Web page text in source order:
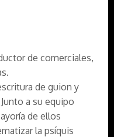
de comerciales,
de guion y
a su equipo
de ellos
la psíquis